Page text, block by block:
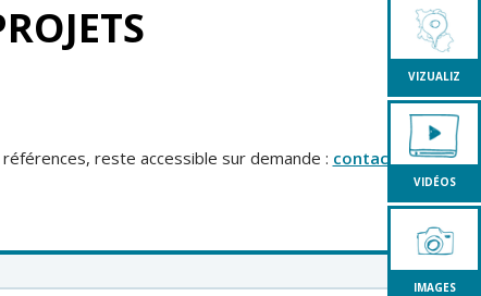
VIZUALIZ
VIDÉOS
IMAGES
reste accessible sur demande : contact